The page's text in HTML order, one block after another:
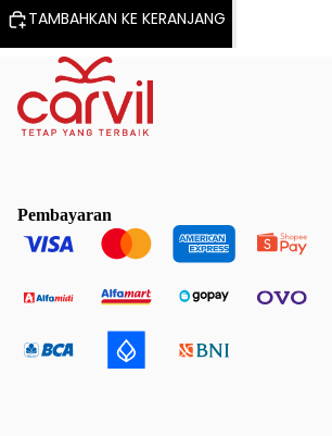
TAMBAHKAN KE KERANJANG
Pembayaran